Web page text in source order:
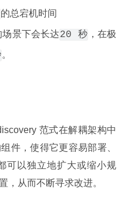
的总宕机时间
景下会长达20 秒 ，在极
。
范式在解耦架构中
件，使得它更容易部署、
可以独立地扩大或缩小规
，从而不断寻求改进。